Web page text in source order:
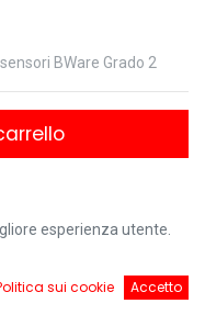
BWare Grado 2
esperienza utente.
sui cookie Accetto